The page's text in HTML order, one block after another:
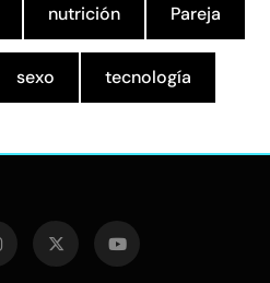
nutrición Pareja
sexo tecnología